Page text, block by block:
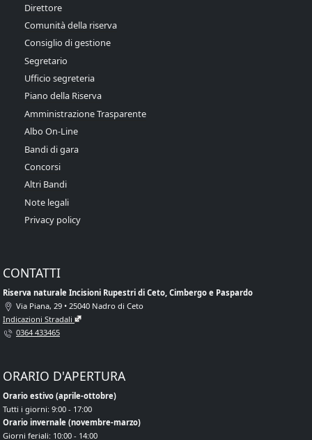
Direttore
Comunità della riserva
Consiglio di gestione
Segretario
Ufficio segreteria
Piano della Riserva
Amministrazione Trasparente
Albo On-Line
Bandi di gara
Concorsi
Altri Bandi
Note legali
Privacy policy
CONTATTI
Riserva naturale Incisioni Rupestri di Ceto, Cimbergo e Paspardo
Via Piana, 29 • 25040 Nadro di Ceto
Indicazioni Stradali
0364 433465
ORARIO D'APERTURA
Orario estivo (aprile-ottobre)
Tutti i giorni: 9:00 - 17:00
Orario invernale (novembre-marzo)
Giorni feriali: 10:00 - 14:00